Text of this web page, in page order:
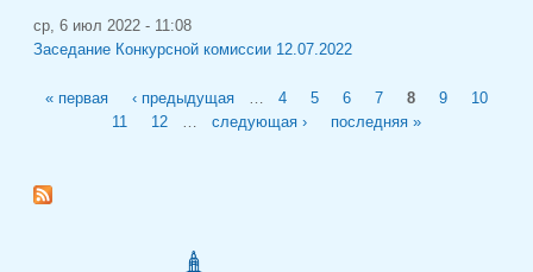
ср, 6 июл 2022 - 11:08
Заседание Конкурсной комиссии 12.07.2022
« первая ‹ предыдущая 4 5 6 7 8 9
10
11
12 следующая › последняя »